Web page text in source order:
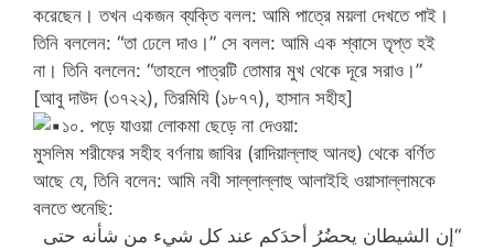
করেছেন। তখন একজন ব্যক্তি বলল: আমি পাত্রে ময়লা দেখতে পাই।
তিনি বললেন: “তা ঢেলে দাও।” সে বলল: আমি এক শ্বাসে তৃপ্ত হই
না। তিনি বললেন: “তাহলে পাত্রটি তোমার মুখ থেকে দূরে সরাও।”
[আবু দাউদ (৩৭২২), তিরমিযি (১৮৭৭), হাসান সহীহ]
১০. পড়ে যাওয়া লোকমা ছেড়ে না দেওয়া:
মুসলিম শরীফের সহীহ বর্ণনায় জাবির (রাদিয়াল্লাহু আনহু) থেকে বর্ণিত
আছে যে, তিনি বলেন: আমি নবী সাল্লাল্লাহু আলাইহি ওয়াসাল্লামকে
বলতে শুনেছি:
“إن الشيطان يحضُرُ أحدَكم عند كل شيء من شأنه حتى